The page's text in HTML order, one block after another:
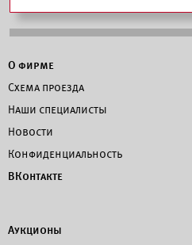
О фирме
Схема проезда
Наши специалисты
Новости
Конфиденциальность
ВКонтакте
Аукционы